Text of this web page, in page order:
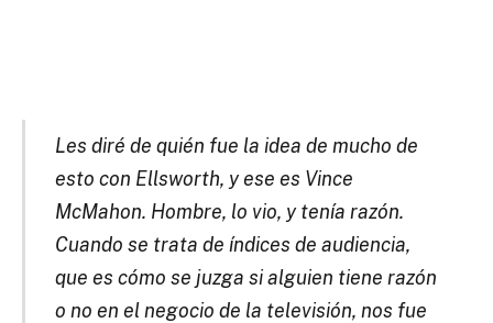
Les diré de quién fue la idea de mucho de
esto con Ellsworth, y ese es Vince
McMahon. Hombre, lo vio, y tenía razón.
Cuando se trata de índices de audiencia,
que es cómo se juzga si alguien tiene razón
o no en el negocio de la televisión, nos fue